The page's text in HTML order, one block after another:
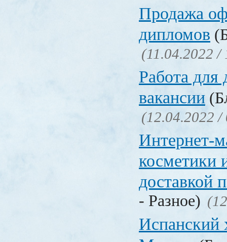
Продажа
дипломов
(11.04.2022 /
Работа для
вакансии
(12.04.2022 /
Интернет-
косметики
доставкой
- Разное)
Испанский